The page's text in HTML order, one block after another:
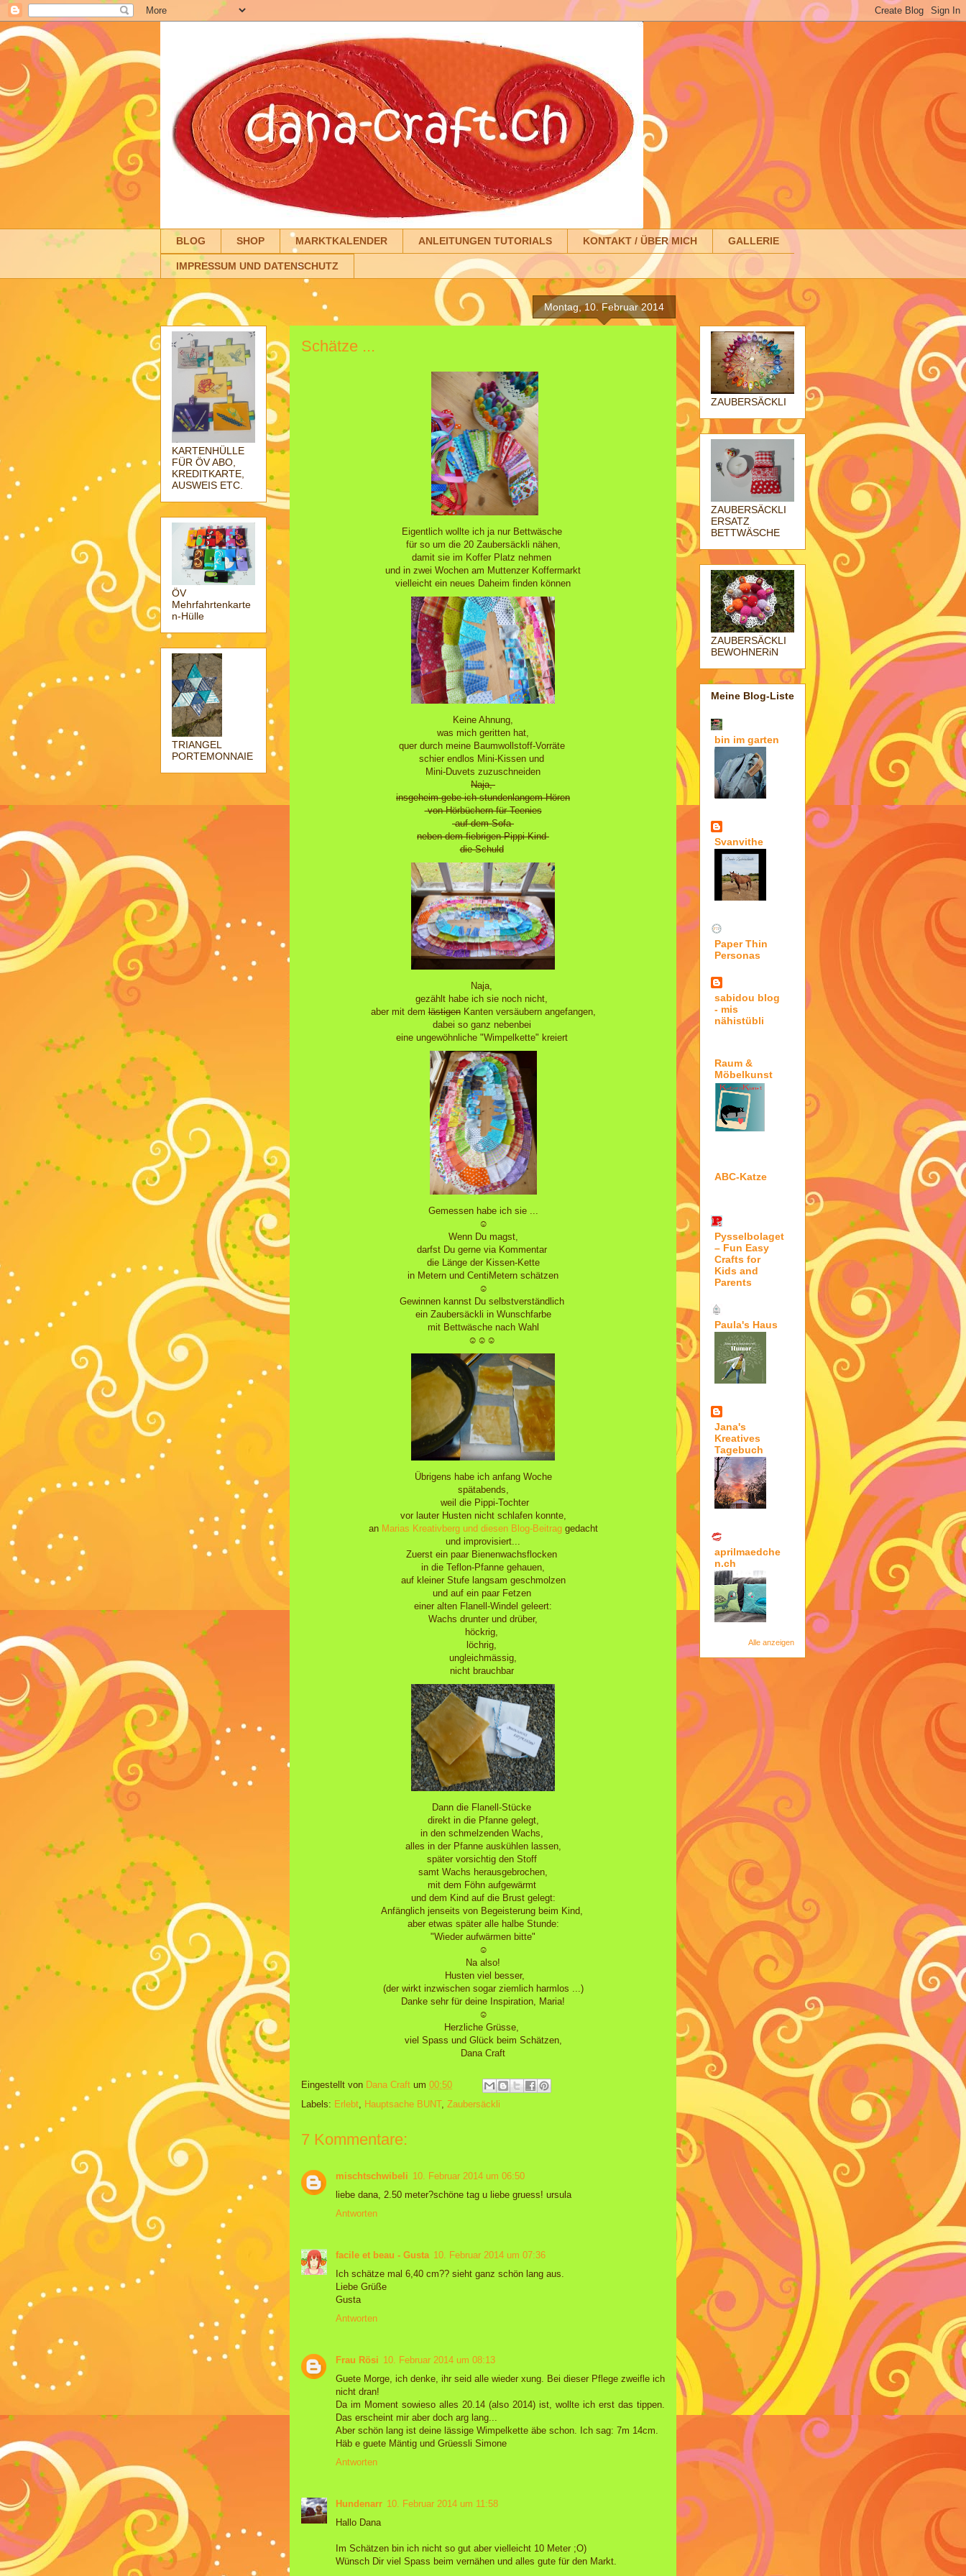
BLOG SHOP MARKTKALENDER ANLEITUNGEN TUTORIALS KONTAKT / ÜBER MICH GALLERIE
IMPRESSUM UND DATENSCHUTZ
Montag, 10. Februar 2014
Schätze ...
Eigentlich wollte ich ja nur Bettwäsche
für so um die 20 Zaubersäckli nähen,
damit sie im Koffer Platz nehmen
und in zwei Wochen am Muttenzer Koffermarkt
vielleicht ein neues Daheim finden können
Keine Ahnung,
was mich geritten hat,
quer durch meine Baumwollstoff-Vorräte
schier endlos Mini-Kissen und
Mini-Duvets zuzuschneiden
Naja,
insgeheim gebe ich stundenlangem Hören
von Hörbüchern für Teenies
auf dem Sofa
neben dem fiebrigen Pippi-Kind
die Schuld
Naja,
gezählt habe ich sie noch nicht,
aber mit demlästigenKanten versäubern angefangen,
dabei so ganz nebenbei
eine ungewöhnliche "Wimpelkette" kreiert
Gemessen habe ich sie ...
☺
Wenn Du magst,
darfst Du gerne via Kommentar
die Länge der Kissen-Kette
in Metern und CentiMetern schätzen
☺
Gewinnen kannst Du selbstverständlich
ein Zaubersäckli in Wunschfarbe
mit Bettwäsche nach Wahl
☺☺☺
Übrigens habe ich anfang Woche
spätabends,
weil die Pippi-Tochter
vor lauter Husten nicht schlafen konnte,
an Marias Kreativberg und diesen Blog-Beitraggedacht
und improvisiert...
Zuerst ein paar Bienenwachsflocken
in die Teflon-Pfanne gehauen,
auf kleiner Stufe langsam geschmolzen
und auf ein paar Fetzen
einer alten Flanell-Windel geleert:
Wachs drunter und drüber,
höckrig,
löchrig,
ungleichmässig,
nicht brauchbar
Dann die Flanell-Stücke
direkt in die Pfanne gelegt,
in den schmelzenden Wachs,
alles in der Pfanne auskühlen lassen,
später vorsichtig den Stoff
samt Wachs herausgebrochen,
mit dem Föhn aufgewärmt
und dem Kind auf die Brust gelegt:
Anfänglich jenseits von Begeisterung beim Kind,
aber etwas später alle halbe Stunde:
"Wieder aufwärmen bitte"
☺
Na also!
Husten viel besser,
(der wirkt inzwischen sogar ziemlich harmlos ...)
Danke sehr für deine Inspiration, Maria!
☺
Herzliche Grüsse,
viel Spass und Glück beim Schätzen,
Dana Craft
Eingestellt von Dana Craft um 00:50
Labels: Erlebt Hauptsache BUNT, Zaubersäckli
7 Kommentare:
mischtschwibeli 10. Februar 2014 um 06:50
liebe dana, 2.50 meter?schöne tag u liebe gruess! ursula
Antworten
facile et beau - Gusta 10. Februar 2014 um 07:36
Ich schätze mal 6,40 cm?? sieht ganz schön lang aus.
Liebe Grüße
Gusta
Antworten
Frau Rösi 10. Februar 2014 um 08:13
Guete Morge, ich denke, ihr seid alle wieder xung. Bei dieser Pflege zweifle ich
nicht dran!
Da im Moment sowieso alles 20.14 (also 2014) ist, wollte ich erst das tippen.
Das erscheint mir aber doch arg lang...
Aber schön lang ist deine lässige Wimpelkette äbe schon. Ich sag: 7m 14cm.
Häb e guete Mäntig und Grüessli Simone
Antworten
Hundenarr 10. Februar 2014 um 11:58
Hallo Dana
Im Schätzen bin ich nicht so gut aber vielleicht 10 Meter ;O)
Wünsch Dir viel Spass beim vernähen und alles gute für den Markt.
KARTENHÜLLE
FÜR ÖV ABO,
KREDITKARTE,
AUSWEIS ETC.
ÖV
Mehrfahrtenkarte
n-Hülle
TRIANGEL
PORTEMONNAIE
ZAUBERSÄCKLI
ZAUBERSÄCKLI
ERSATZ
BETTWÄSCHE
ZAUBERSÄCKLI
BEWOHNERiN
Meine Blog-Liste
bin im garten
Svanvithe
Paper Thin
Personas
sabidou blog
- mis
nähistübli
Raum &
Möbelkunst
ABC-Katze
Pysselbolaget
– Fun Easy
Crafts for
Kids and
Parents
Paula's Haus
Jana's
Kreatives
Tagebuch
aprilmaedche
n.ch
Alle anzeigen